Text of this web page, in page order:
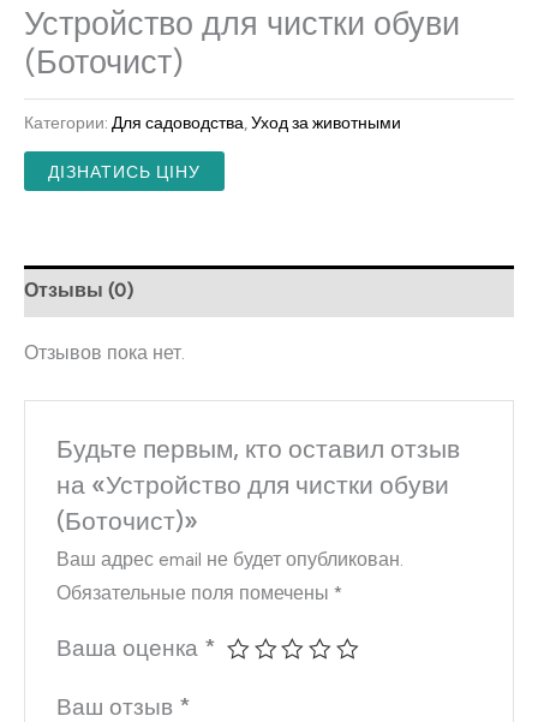
Устройство для чистки обуви
(Боточист)
Категории: Для садоводства Уход за животными
ДІЗНАТИСЬ ЦІНУ
Отзывы (0)
Отзывов пока нет.
Будьте первым, кто оставил отзыв
на «Устройство для чистки обуви
(Боточист)»
Ваш адрес email не будет опубликован.
Обязательные поля помечены *
Ваша оценка *
Ваш отзыв *